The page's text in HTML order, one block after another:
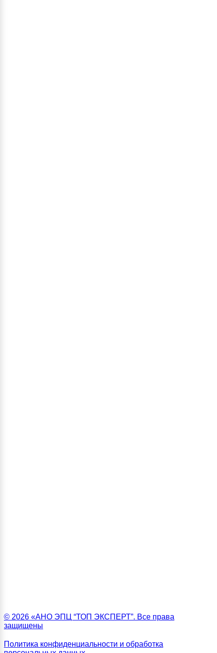
© 2026 «АНО ЭПЦ “ТОП ЭКСПЕРТ”. Все права
защищены
Политика конфиденциальности и обработка